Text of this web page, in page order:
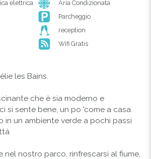
elettrica
Aria Condizionata
Parcheggio
reception
Wifi Gratis
les Bains.
che è sia moderno e
si sente bene, un po 'come a casa.
in un ambiente verde a pochi passi
nel nostro parco, rinfrescarsi al fiume,